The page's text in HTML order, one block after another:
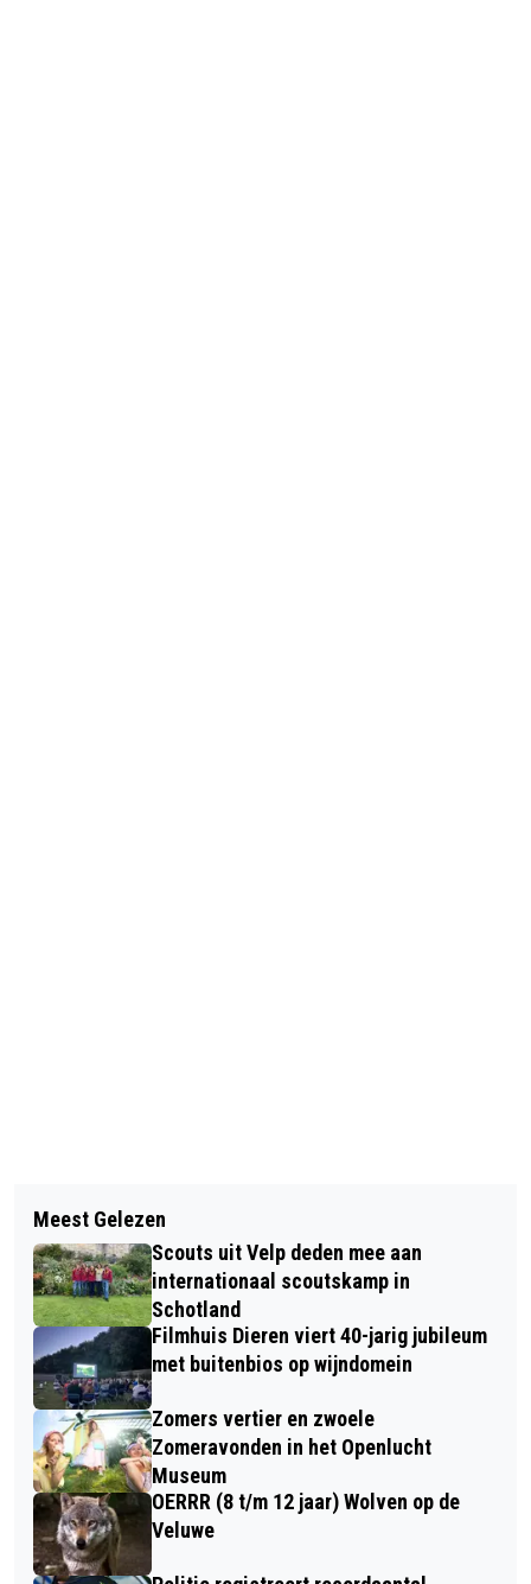
EEN GESLAAGDE BUURT BBQ MET
BURENDAG IN NIEUWE WIJK VELP
BEKENDMAKINGEN GEMEENTE
RHEDEN
Meest Gelezen
Scouts uit Velp deden mee aan
internationaal scoutskamp in
Schotland
Filmhuis Dieren viert 40-jarig jubileum
met buitenbios op wijndomein
Zomers vertier en zwoele
Zomeravonden in het Openlucht
Museum
OERRR (8 t/m 12 jaar) Wolven op de
Veluwe